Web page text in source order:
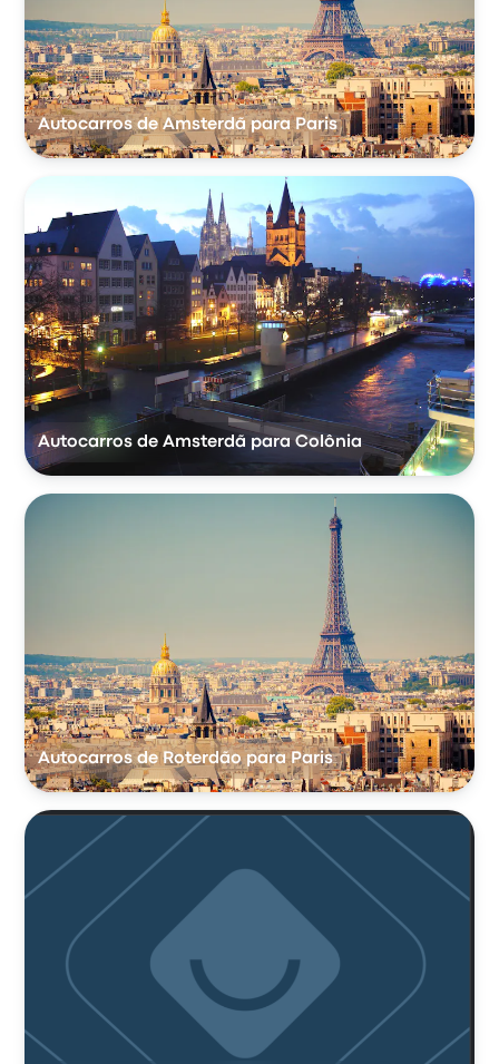
Autocarros de Amsterdã para Paris
Autocarros de Amsterdã para Colônia
Autocarros de Roterdão para Paris